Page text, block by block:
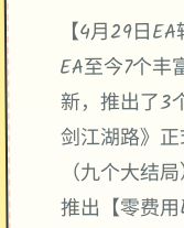
【4月29日
EA至今7个
新，推出了3
剑江湖路》
（九个大结
推出【零费用